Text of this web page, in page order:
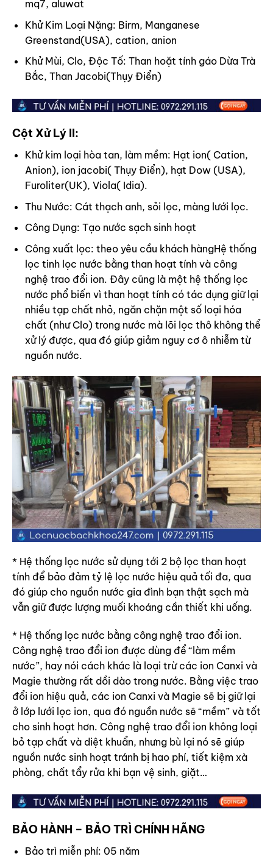
mq7, aluwat
Khử Kim Loại Nặng: Birm, Manganese
Greenstand(USA), cation, anion
Khử Mùi, Clo, Độc Tố: Than hoặt tính gáo Dừa Trà
Bắc, Than Jacobi(Thụy Điển)
Cột Xử Lý II:
Khử kim loại hòa tan, làm mềm: Hạt ion( Cation,
Anion), ion jacobi( Thụy Điển), hạt Dow (USA),
Furoliter(UK), Viola( Idia).
Thu Nước: Cát thạch anh, sỏi lọc, màng lưới lọc.
Công Dụng: Tạo nước sạch sinh hoạt
Công xuất lọc: theo yêu cầu khách hàngHệ thống
lọc tinh lọc nước bằng than hoạt tính và công
nghệ trao đổi ion. Đây cũng là một hệ thống lọc
nước phổ biến vì than hoạt tính có tác dụng giữ lại
nhiều tạp chất nhỏ, ngăn chặn một số loại hóa
chất (như Clo) trong nước mà lõi lọc thô không thể
xử lý được, qua đó giúp giảm nguy cơ ô nhiễm từ
nguồn nước.
* Hệ thống lọc nước sử dụng tới 2 bộ lọc than hoạt
tính để bảo đảm tỷ lệ lọc nước hiệu quả tối đa, qua
đó giúp cho nguồn nước gia đình bạn thật sạch mà
vẫn giữ được lượng muối khoáng cần thiết khi uống.
* Hệ thống lọc nước bằng công nghệ trao đổi ion.
Công nghệ trao đổi ion được dùng để “làm mềm
nước”, hay nói cách khác là loại trừ các ion Canxi và
Magie thường rất dồi dào trong nước. Bằng việc trao
đổi ion hiệu quả, các ion Canxi và Magie sẽ bị giữ lại
ở lớp lưới lọc ion, qua đó nguồn nước sẽ “mềm” và tốt
cho sinh hoạt hơn. Công nghệ trao đổi ion không loại
bỏ tạp chất và diệt khuẩn, nhưng bù lại nó sẽ giúp
nguồn nước sinh hoạt tránh bị hao phí, tiết kiệm xà
phòng, chất tẩy rửa khi bạn vệ sinh, giặt…
BẢO HÀNH – BẢO TRÌ CHÍNH HÃNG
Bảo trì miễn phí: 05 năm